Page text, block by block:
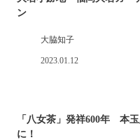
ン
大脇知子
2023.01.12
「八女茶」発祥600年 本
に！